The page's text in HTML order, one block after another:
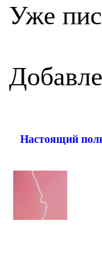
Уже
Настоящий